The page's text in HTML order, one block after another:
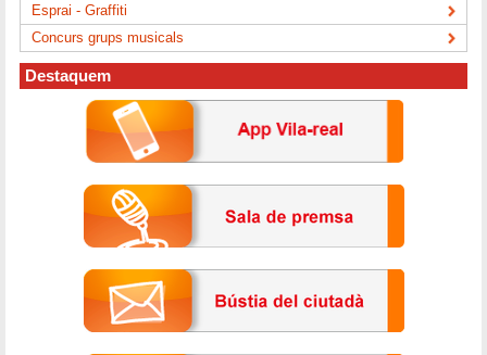
Esprai - Graffiti
Concurs grups musicals
Destaquem